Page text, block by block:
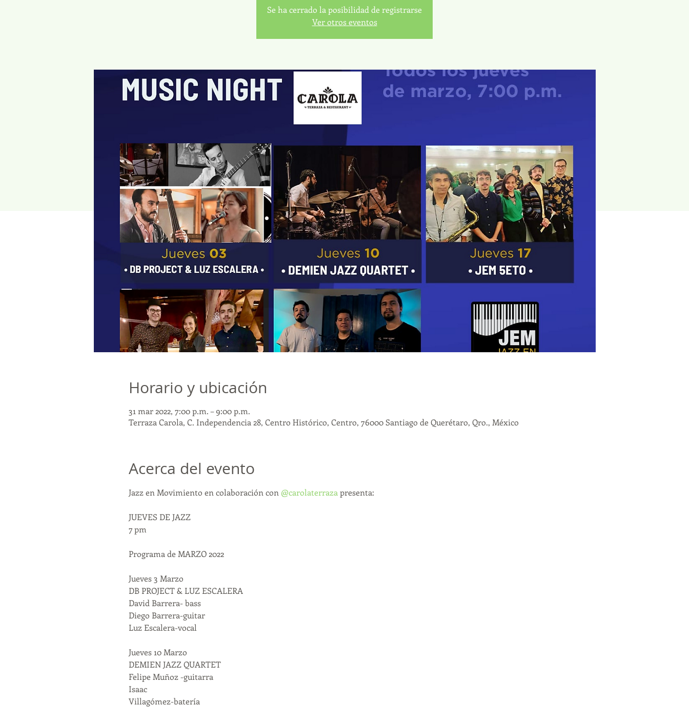
Se ha cerrado la posibilidad de registrarse
Ver otros eventos
Horario y ubicación
31 mar 2022, 7:00 p.m. – 9:00 p.m.
Terraza Carola, C. Independencia 28, Centro Histórico, Centro, 76000 Santiago de Querétaro, Qro., México
Acerca del evento
Jazz en Movimiento en colaboración con @carolaterraza presenta:
JUEVES DE JAZZ
7 pm
Programa de MARZO 2022
Jueves 3 Marzo
DB PROJECT & LUZ ESCALERA
David Barrera- bass
Diego Barrera-guitar
Luz Escalera-vocal
Jueves 10 Marzo
DEMIEN JAZZ QUARTET
Felipe Muñoz -guitarra
Isaac
Villagómez-batería